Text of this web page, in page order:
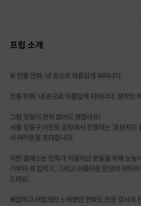
프립 소개
# 전통 민화, 내 손으로 아름답게 피어나다.
전통 민화, 내 손으로 아름답게 피어나다. 생각만
그림 경험이 전혀 없어도 괜찮아요!
서울 강동구 아인토 공방에서 진행되는 '초보자도
서 여러분을 초대합니다.
이번 클래스는 민화가 처음이신 분들을 위해 눈높
기부터 색 입히기, 그리고 아름다운 문양의 의미
드려요.
복잡하고 어렵게만 느껴졌던 민화도 전문 강사의